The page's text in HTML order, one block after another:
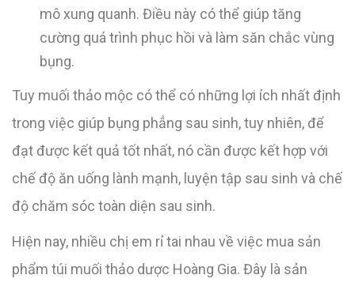
mô xung quanh. Điều này có thể giúp tăng
cường quá trình phục hồi và làm săn chắc vùng
bụng.
Tuy muối thảo mộc có thể có những lợi ích nhất định
trong việc giúp bụng phẳng sau sinh, tuy nhiên, để
đạt được kết quả tốt nhất, nó cần được kết hợp với
chế độ ăn uống lành mạnh, luyện tập sau sinh và chế
độ chăm sóc toàn diện sau sinh.
Hiện nay, nhiều chị em rỉ tai nhau về việc mua sản
phẩm túi muối thảo dược Hoàng Gia. Đây là sản